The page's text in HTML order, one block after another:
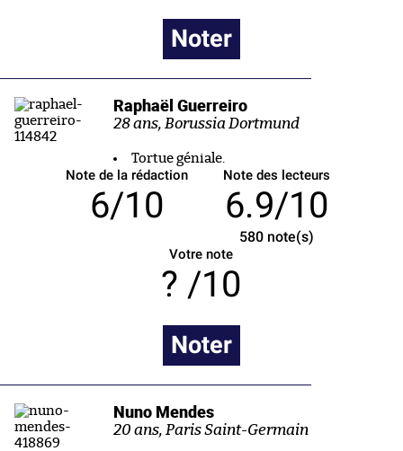
Noter
Raphaël Guerreiro
28 ans, Borussia Dortmund
Tortue géniale.
Note de la rédaction
6/10
Note des lecteurs
6.9/10
580note(s)
Votre note
/10
Noter
Nuno Mendes
20 ans, Paris Saint-Germain